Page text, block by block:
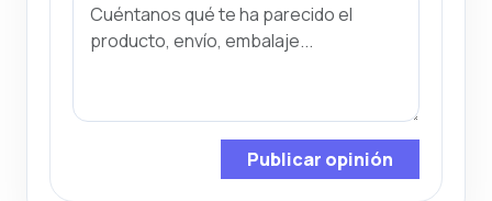
Publicar opinión